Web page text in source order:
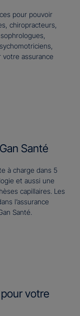
pour pouvoir
chiropracteurs,
votre assurance
Santé
à charge dans 5
et aussi une
capillaires. Les
l’assurance
Santé.
votre